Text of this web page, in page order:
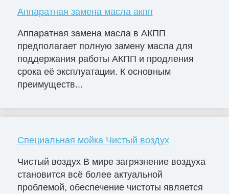
Аппаратная замена масла акпп
Аппаратная замена масла в АКПП
предполагает полную замену масла для
поддержания работы АКПП и продления
срока её эксплуатации. К основным
преимуществ...
Специальная мойка Чистый воздух
Чистый воздух В мире загрязнение воздуха
становится всё более актуальной
проблемой, обеспечение чистоты является